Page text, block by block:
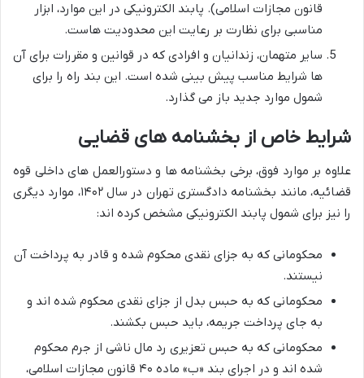
قانون مجازات اسلامی). پابند الکترونیکی در این موارد، ابزار
مناسبی برای نظارت بر رعایت این محدودیت هاست.
سایر متهمان، زندانیان و افرادی که در قوانین و مقررات برای آن
ها شرایط مناسب پیش بینی شده است. این بند راه را برای
شمول موارد جدید باز می گذارد.
شرایط خاص از بخشنامه های قضایی
علاوه بر موارد فوق، برخی بخشنامه ها و دستورالعمل های داخلی قوه
قضائیه، مانند بخشنامه دادگستری تهران در سال ۱۴۰۲، موارد دیگری
را نیز برای شمول پابند الکترونیکی مشخص کرده اند:
محکومانی که به جزای نقدی محکوم شده و قادر به پرداخت آن
نیستند.
محکومانی که به حبس بدل از جزای نقدی محکوم شده اند و
به جای پرداخت جریمه، باید حبس بکشند.
محکومانی که به حبس تعزیری رد مال ناشی از جرم محکوم
شده اند و در اجرای بند «ب» ماده ۴۰ قانون مجازات اسلامی،